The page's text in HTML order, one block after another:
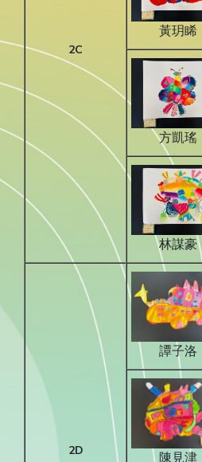
2C
黃玥睎
方凱瑤
林謀豪
2D
譚子洛
陳見津